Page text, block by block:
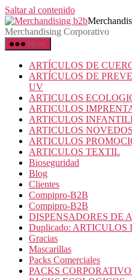
Saltar al contenido
Merchandising Corporativo
Menú
ARTÍCULOS DE
ARTÍCULOS DE
UV
ARTICULOS
ARTICULOS
ARTICULOS
ARTICULOS
ARTICULOS
ARTICULOS TEXTIL
Bioseguridad
Blog
Clientes
Compipro-B2B
Compipro-B2B
DISPENSADORES DE
Duplicado: ARTICULOS
Gracias
Mascarillas
Packs Comerciales
PACKS